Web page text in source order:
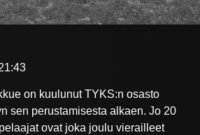
on kuulunut TYKS:n osasto
sen perustamisesta alkaen. Jo 20
ovat joka joulu vierailleet